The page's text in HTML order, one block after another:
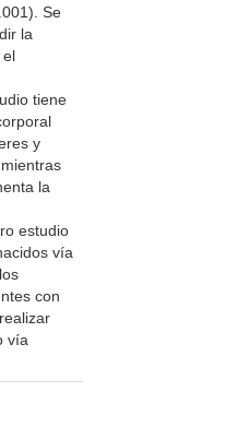
Se
la
el
tiene
y
la
estudio
vía
con
vía